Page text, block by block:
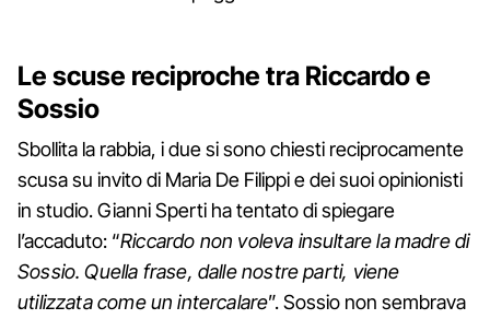
Le scuse reciproche tra Riccardo e
Sossio
Sbollita la rabbia, i due si sono chiesti reciprocamente
scusa su invito di Maria De Filippi e dei suoi opinionisti
in studio. Gianni Sperti ha tentato di spiegare
l’accaduto: “Riccardo non voleva insultare la madre di
Sossio. Quella frase, dalle nostre parti, viene
utilizzata come un intercalare”. Sossio non sembrava